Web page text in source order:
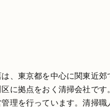
、東京都を中心に関東近
に拠点をおく清掃会社で
理を行っています。清掃